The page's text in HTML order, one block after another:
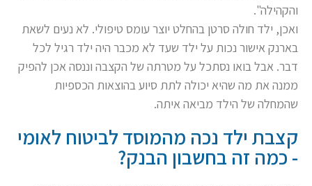
והקהילה".
ואכן, ילד חולה סרטן בהחלט יוצר עומס טיפולי. לא נעים לשאת
בארנק אישור נכות על ילד שעד לא מכבר היה ילד רגיל לכל
דבר. אבל בואו נסתכל על מטרתה של הקצבה וננסה אכן להפיק
ממנה את מה שהיא יכולה לתת סיוע בהוצאות הכספיות
שהמחלה של הילד מביאה איתה.
קצבת ילד נכה מהמוסד לביטוח לאומי
- כמה זה בחשבון הבנק?